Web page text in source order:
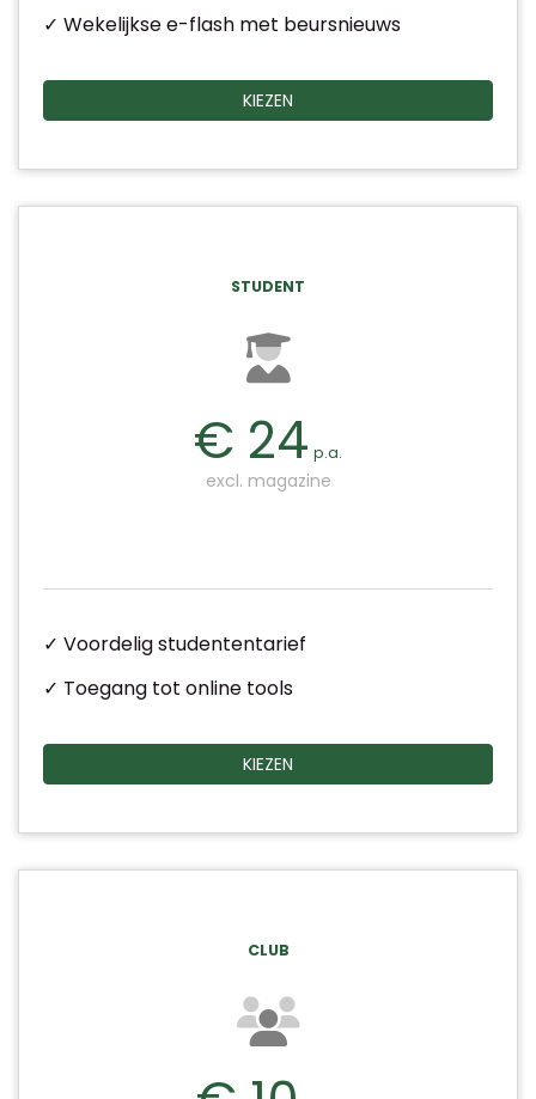
✓ Wekelijkse e-flash met beursnieuws
KIEZEN
STUDENT
€ 24 p.a.
excl. magazine
✓ Voordelig studententarief
✓ Toegang tot online tools
KIEZEN
CLUB